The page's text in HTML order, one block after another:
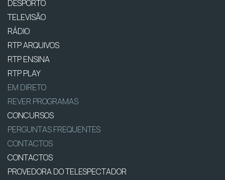
DESPORTO
TELEVISÃO
RÁDIO
RTP ARQUIVOS
RTP ENSINA
RTP PLAY
EM DIRETO
REVER PROGRAMAS
CONCURSOS
PERGUNTAS FREQUENTES
CONTACTOS
CONTACTOS
PROVEDORA DO TELESPECTADOR